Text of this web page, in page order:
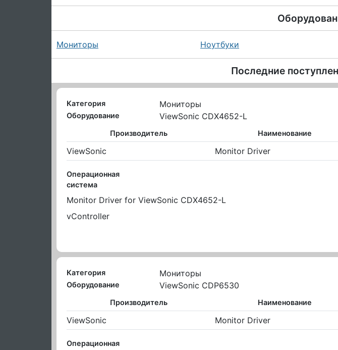
Мониторы Ноутбуки
Последние
Категория Мониторы
Оборудование ViewSonic CDX4652-L
Производитель Наименование
ViewSonic Monitor Driver
Операционная
система
Monitor Driver for ViewSonic CDX4652-L
vController
Категория Мониторы
Оборудование ViewSonic CDP6530
Производитель Наименование
ViewSonic Monitor Driver
Операционная